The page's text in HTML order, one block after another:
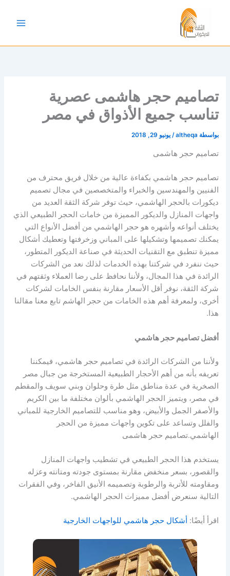
المحتوى
تصاميم حجر هاشمى عصرية
تناسب جميع الأذواق في مصر
بواسطة altheqa
/يونيو 29, 2018
تصاميم حجر هاشمى
تصاميم حجر هاشمي بكفاءة عالية من خلال فريق محترف من
الفنيين والمهندسين والخبراء والمتخصصين في مجال تصميم
ديكورات بالحجر الهاشمي، حيث توفر شركة الثقة العديد من
واجهات المنازل والديكور المميزة من خامات الحجر الطبيعي الذي
يختلف أنواعه وأشهره هو حجر الهاشمي من أفضل الأنواع التي
يمكنك تصميمها وتشكيلها على المباني وزخرفتها وتعطيك أشكال
مميزة تنطبق مع التقنيات الحديثة في صناعة الديكور المتطور،
حيث ننفرد في شركتنا بهذه الخدمات لذلك نعد من الشركات
الرائدة في هذا المجال، ولأننا نحافظ على رضا العملاء وثقتهم في
شركة الثقة، نوفر أقل الأسعار مقارنة بنفس الخامات لشركات
أخرى، ولمعرفة أهم هذه الخامات من حجر الهاشم تابع معنا مقالنا
هذا.
أفضل تصاميم حجر هاشمي
ولأننا من الشركات الرائدة في تصاميم حجر هاشمي، فيمكننا
تعريفه بأنه من أهم الأحجار الطبيعية المستخرجة من جبال مصر
الصخرية في عدة مناطق مثل طرة وحلوان وبني سويف والمقطم
في مصر، ويتميز الحجر الهاشمي بألوان مختلفة ما بين الكريم
والأصفر الجمل والأبيض، وهو مناسب للتصاميم الخارجية للمباني
والفلل وتساعد على تكوين واجهات مميزة من الحجر
الهاشمي.تصاميم حجر هاشمى
يستخدم هذا الحجر الطبيعي في تشطيب واجهات المنازل
والقصور، بسعر منخفض مقارنة بمستوى جودته ومتانته وعزله
ومقاومته للأتربة والرطوبة وتصميمه الأنيق الفاخر، وفي الفقرات
التالية سنعرض أفضل مميزات الحجر الهاشمي.
اقرأ أيضًا: أشكال حجر هاشمي للواجهات الخارجية